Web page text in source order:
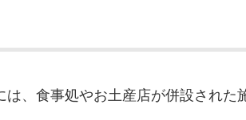
、食事処やお土産店が併設された